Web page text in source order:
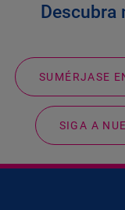
Descubra
SUMÉRJASE
SIGA A